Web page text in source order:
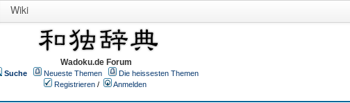
Wiki
Wadoku.de Forum
Suche Neueste Themen
Die heissesten Themen
Registrieren /
Anmelden